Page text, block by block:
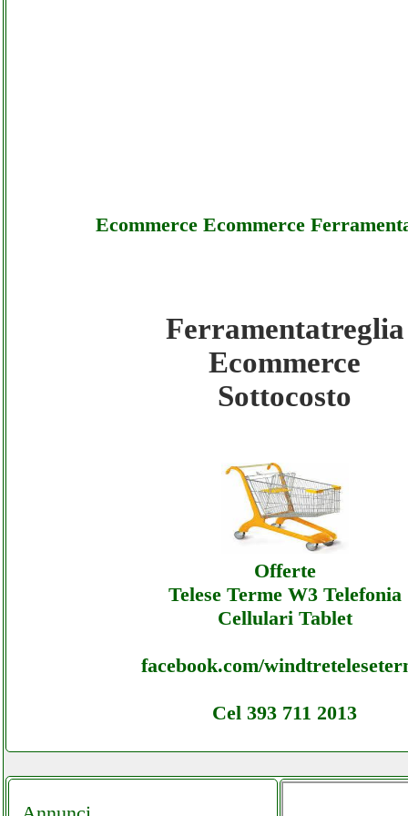
Ecommerce Ecommerce
Ferramentatreglia - Ecommerce
Ferramentatreglia - Sottocosto
Ferramentatreglia - Ecommerce
Ferramentatreglia - Assistenza
Ferramentatreglia
Ecommerce
Sottocosto
Offerte
Telese Terme W3 Telefonia
Cellulari Tablet
facebook.com/
Cel 393 711 2013